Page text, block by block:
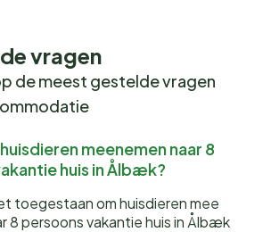
vragen
de meest gestelde vragen
meenemen naar 8
huis in Ålbæk?
toegestaan om huisdieren mee
8 persoons vakantie huis in Ålbæk